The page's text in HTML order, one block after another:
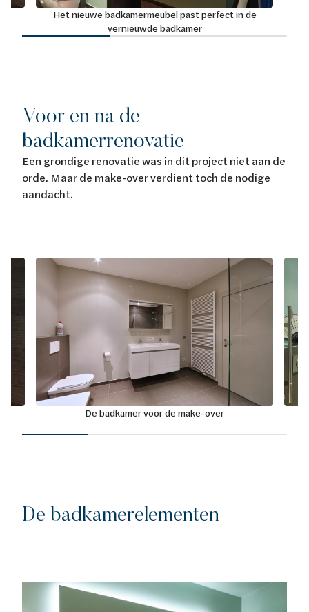
Het nieuwe badkamermeubel past perfect in de
vernieuwde badkamer
Voor en na de
badkamerrenovatie
Een grondige renovatie was in dit project niet aan de
orde. Maar de make-over verdient toch de nodige
aandacht.
De badkamer voor de make-over
De badkamerelementen